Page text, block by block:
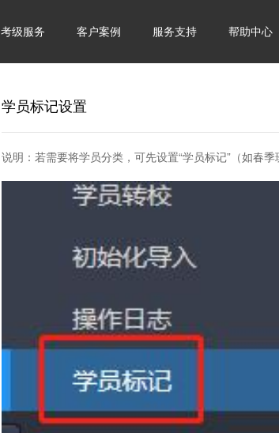
考级服务 客户案例 服务支持 帮助中心
学员标记设置
说明： 若需要将学员分类，可先设置“学员标记”（如春